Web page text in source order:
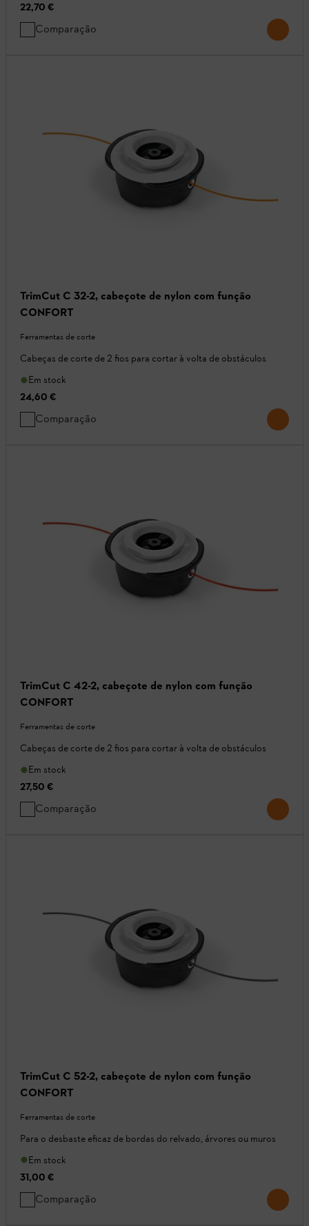
22,70 €
Comparação
TrimCut C 32-2, cabeçote de nylon com função
CONFORT
Ferramentas de corte
Cabeças de corte de 2 fios para cortar à volta de obstáculos
Em stock
24,60 €
Comparação
TrimCut C 42-2, cabeçote de nylon com função
CONFORT
Ferramentas de corte
Cabeças de corte de 2 fios para cortar à volta de obstáculos
Em stock
27,50 €
Comparação
TrimCut C 52-2, cabeçote de nylon com função
CONFORT
Ferramentas de corte
Para o desbaste eficaz de bordas do relvado, árvores ou muros
Em stock
31,00 €
Comparação